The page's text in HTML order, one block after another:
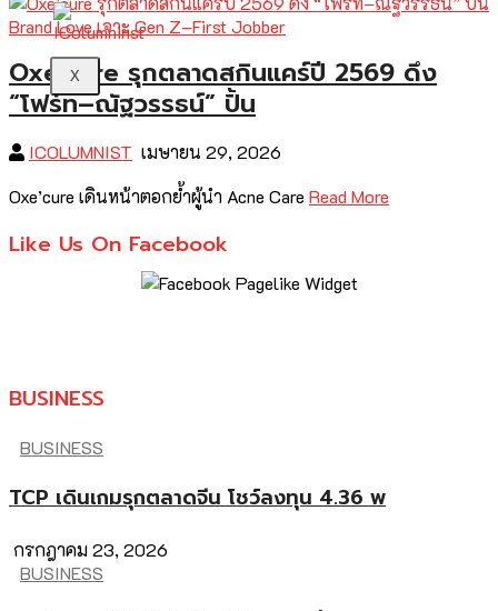
X
Oxe’cure รุกตลาดสกินแคร์ปี 2569 ดึง
“โฟร์ท–ณัฐวรรธน์” ปั้น
ICOLUMNIST เมษายน 29, 2026
Oxe’cure เดินหน้าตอกย้ำผู้นำ Acne Care Read More
Like Us On Facebook
BUSINESS
BUSINESS
TCP เดินเกมรุกตลาดจีน โชว์ลงทุน 4.36 พ
กรกฎาคม 23, 2026
BUSINESS